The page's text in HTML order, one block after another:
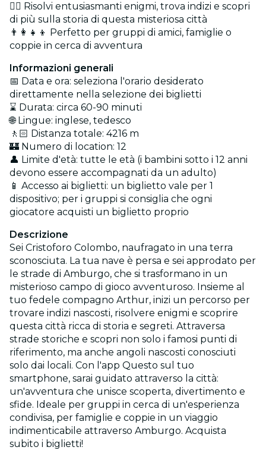
🕵️‍♂️ Risolvi entusiasmanti enigmi, trova indizi e scopri
di più sulla storia di questa misteriosa città
👨‍👩‍👧‍👦 Perfetto per gruppi di amici, famiglie o
coppie in cerca di avventura
Informazioni generali
📅 Data e ora: seleziona l'orario desiderato
direttamente nella selezione dei biglietti
⌛ Durata: circa 60-90 minuti
🌐 Lingue: inglese, tedesco
🚶🏻 Distanza totale: 4216 m
🏰 Numero di location: 12
👤 Limite d'età: tutte le età (i bambini sotto i 12 anni
devono essere accompagnati da un adulto)
📱 Accesso ai biglietti: un biglietto vale per 1
dispositivo; per i gruppi si consiglia che ogni
giocatore acquisti un biglietto proprio
Descrizione
Sei Cristoforo Colombo, naufragato in una terra
sconosciuta. La tua nave è persa e sei approdato per
le strade di Amburgo, che si trasformano in un
misterioso campo di gioco avventuroso. Insieme al
tuo fedele compagno Arthur, inizi un percorso per
trovare indizi nascosti, risolvere enigmi e scoprire
questa città ricca di storia e segreti. Attraversa
strade storiche e scopri non solo i famosi punti di
riferimento, ma anche angoli nascosti conosciuti
solo dai locali. Con l'app Questo sul tuo
smartphone, sarai guidato attraverso la città:
un'avventura che unisce scoperta, divertimento e
sfide. Ideale per gruppi in cerca di un'esperienza
condivisa, per famiglie e coppie in un viaggio
indimenticabile attraverso Amburgo. Acquista
subito i biglietti!